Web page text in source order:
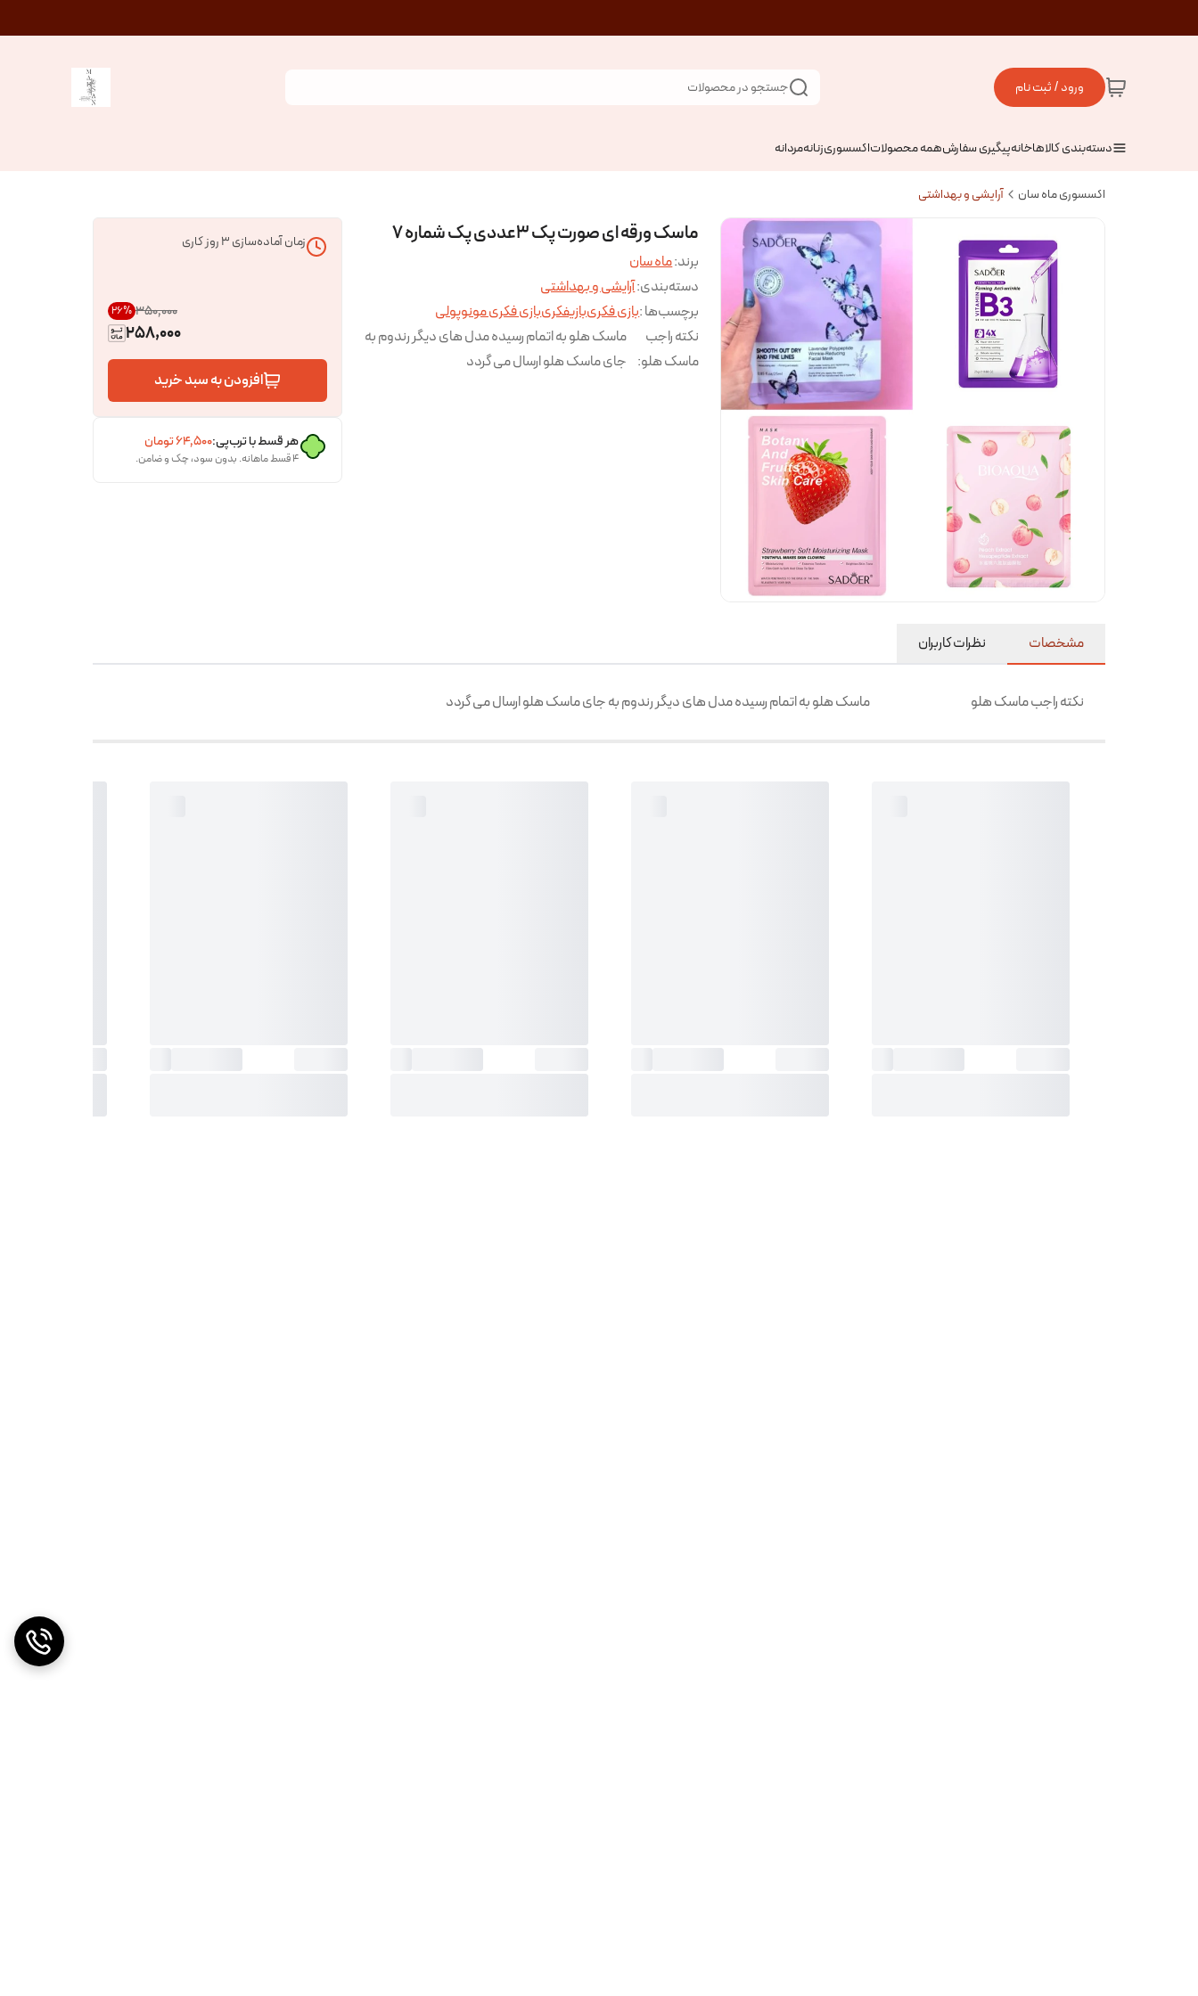
ورود / ثبت نام جستجو در محصولات
دسته‌بندی کالاهاخانهپیگیری سفارشهمه محصولاتاکسسوریزنانهمردانه
اکسسوری ماه سان آرایشی و بهداشتی
ماسک ورقه ای صورت پک ۳عددی پک شماره ۷
برند:ماه سان
دسته‌بندی:آرایشی و بهداشتی
برچسب‌ها :بازی فکریبازیفکریبازی فکری مونوپولی
نکته راجب
ماسک هلو:
ماسک هلو به اتمام رسیده مدل های دیگر رندوم به
جای ماسک هلو ارسال می گردد
زمان آماده‌سازی3روز کاری
۳۵۰٬۰۰۰ 26%
258,000
افزودن به سبد خرید
هر قسط با ترب‌پی:۶۴٬۵۰۰تومان
۴ قسط ماهانه. بدون سود، چک و ضامن.
مشخصات نظرات کاربران
نکته راجب ماسک هلو ماسک هلو به اتمام رسیده مدل های دیگر رندوم به جای ماسک هلو ارسال می گردد